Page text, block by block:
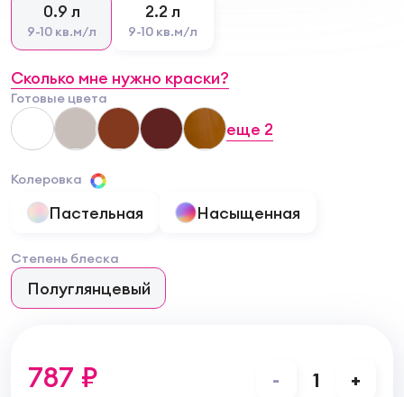
0.9 л
9-10 кв.м/л
2.2 л
9-10 кв.м/л
Сколько мне нужно краски?
Готовые цвета
еще 2
Колеровка
Пастельная Насыщенная
Степень блеска
Полуглянцевый
787 ₽ - 1 +